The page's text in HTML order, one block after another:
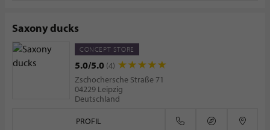
Saxony ducks
CONCEPT STORE
5.0/5.0 (4)
Zschochersche Straße 71
04229 Leipzig
Deutschland
PROFIL